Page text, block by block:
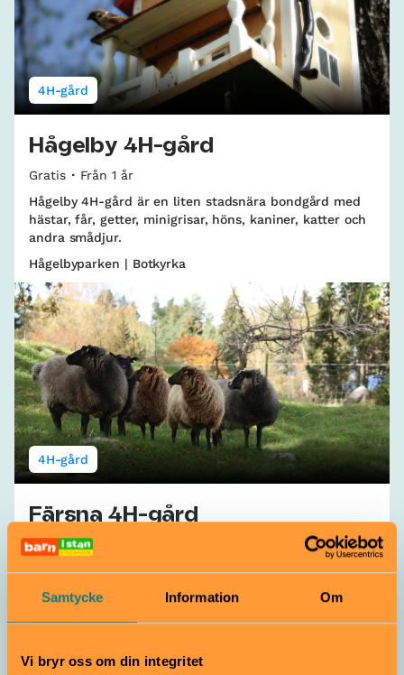
Samtycke Information Om
Vi bryr oss om din integritet
4H-gård
Hågelby 4H-gård
Gratis
Från 1 år
Hågelby 4H-gård är en liten stadsnära bondgård med
hästar, får, getter, minigrisar, höns, kaniner, katter och
andra smådjur.
Hågelbyparken | Botkyrka
4H-gård
Färsna 4H-gård
Gratis
Alla åldrar
Vackert belägen 4H-gård, 2 km norr om Norrtälje, med
Under dagarna är du välkommen att titta på djuren. På
gården anordnar även läger på loven!